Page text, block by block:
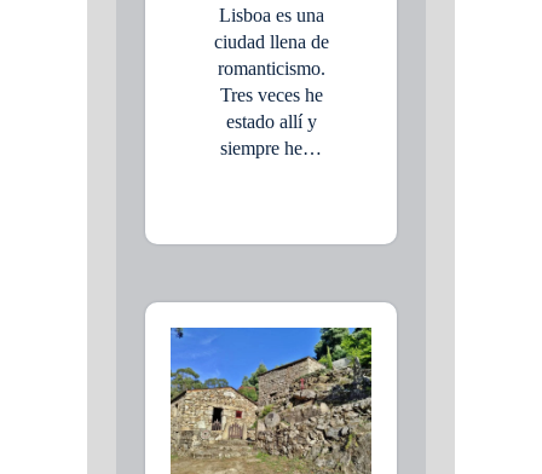
Lisboa es una
ciudad llena de
romanticismo.
Tres veces he
estado allí y
siempre he…